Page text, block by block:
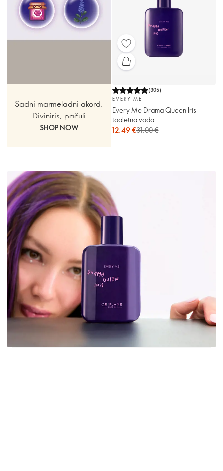
Sadni marmeladni akord,
Diviniris, pačuli
SHOP NOW
(305)
EVERY ME
Every Me Drama Queen Iris
toaletna voda
12,49 €31,00 €